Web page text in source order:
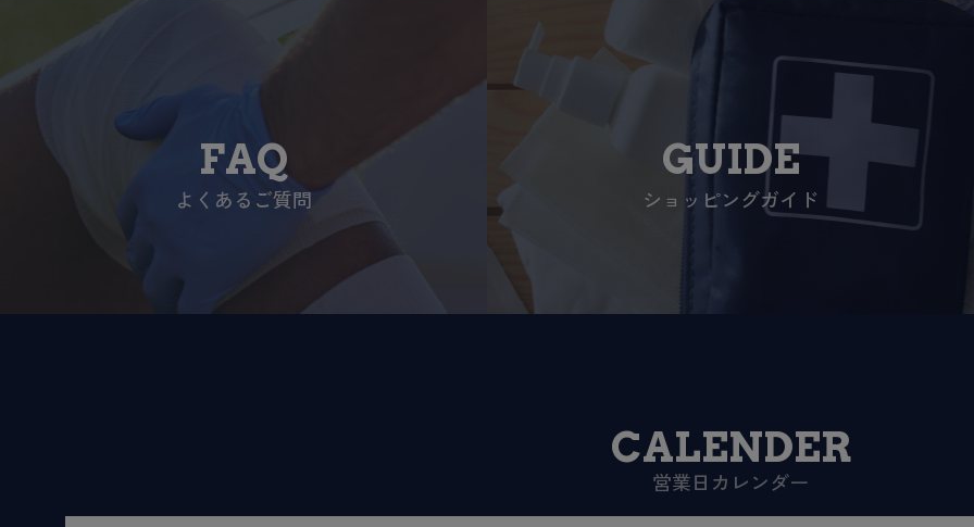
FAQ
よくあるご質問
GUIDE
ショッピングガイド
CALENDER
営業日カレンダー